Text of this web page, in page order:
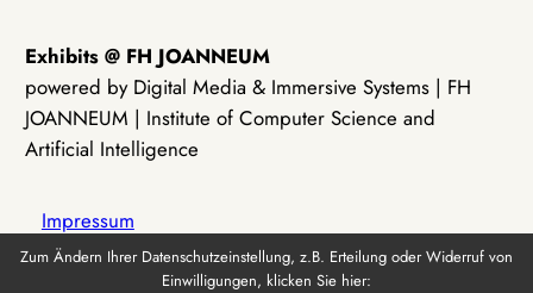
Exhibits @ FH JOANNEUM
powered by Digital Media & Immersive Systems | FH
JOANNEUM | Institute of Computer Science and
Artificial Intelligence
Impressum
Zum Ändern Ihrer Datenschutzeinstellung, z.B. Erteilung oder Widerruf von
Einwilligungen, klicken Sie hier: